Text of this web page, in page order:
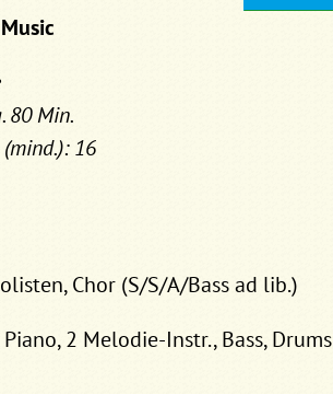
80 Min.
16
Chor (S/S/A/Bass ad lib.)
Piano, 2 Melodie-Instr., Bass, Drums